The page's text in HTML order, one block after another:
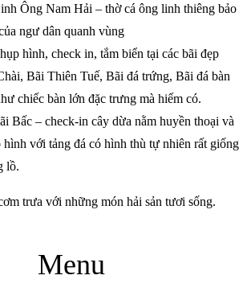
Ông Nam Hải – thờ cá ông linh thiêng bảo
ngư dân quanh vùng
hình, check in, tắm biển tại các bãi đẹp
Bãi Thiên Tuế, Bãi đá trứng, Bãi đá bàn
chiếc bàn lớn đặc trưng mà hiếm có.
Bấc – check-in cây dừa nằm huyền thoại và
hình với tảng đá có hình thù tự nhiên rất giống
lồ.
trưa với những món hải sản tươi sống.
Menu